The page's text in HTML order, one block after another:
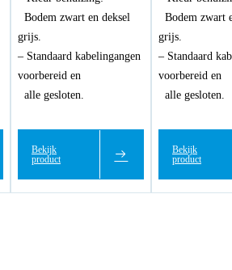
Bodem zwart en deksel
grijs.
– Standaard kabelingangen
voorbereid en
alle gesloten.
Bekijk
product
Bodem zwart
grijs.
– Standaard
voorbereid en
alle gesloten.
Bekijk
product